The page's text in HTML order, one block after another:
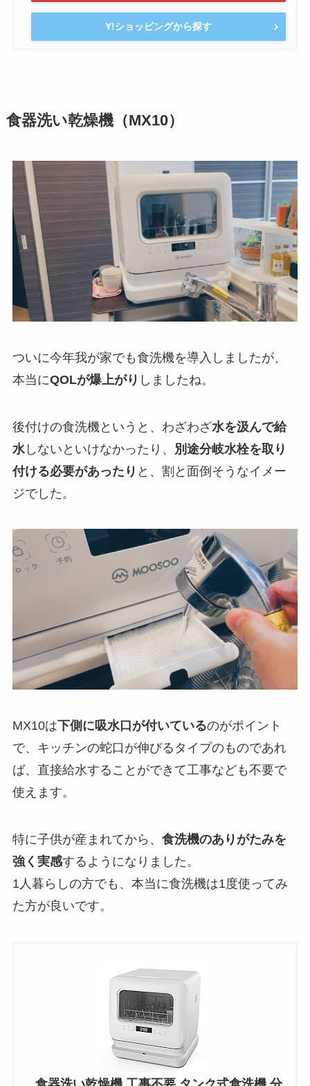
Y!ショッピングから探す
食器洗い乾燥機（MX10）
ついに今年我が家でも食洗機を導入しましたが、
本当にQOLが爆上がり しましたね。
後付けの食洗機というと、わざわざ水を汲んで給
水しないといけなかったり、
別途分岐水栓を取り
付ける必要があったり と、割と面倒そうなイメー
ジでした。
MX10は下側に吸水口が付いているのがポイント
で、キッチンの蛇口が伸びるタイプのものであれ
ば、直接給水することができて工事なども不要で
使えます。
特に子供が産まれてから、 食洗機のありがたみを
強く実感するようになりました。
1人暮らしの方でも、本当に食洗機は1度使ってみ
た方が良いです。